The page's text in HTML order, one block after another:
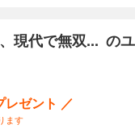
現代で無双... のユ
レゼント ／
ます